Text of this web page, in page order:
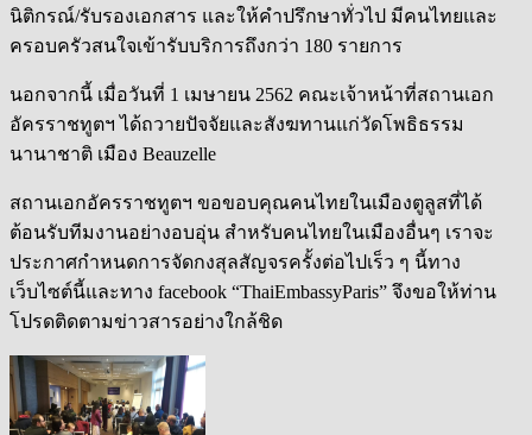
นิติกรณ์/รับรองเอกสาร และให้คำปรึกษาทั่วไป มีคนไทยและ
ครอบครัวสนใจเข้ารับบริการถึงกว่า 180 รายการ
นอกจากนี้ เมื่อวันที่ 1 เมษายน 2562 คณะเจ้าหน้าที่สถานเอก
อัครราชทูตฯ ได้ถวายปัจจัยและสังฆทานแก่วัดโพธิธรรม
นานาชาติ เมือง Beauzelle
สถานเอกอัครราชทูตฯ ขอขอบคุณคนไทยในเมืองตูลูสที่ได้
ต้อนรับทีมงานอย่างอบอุ่น สำหรับคนไทยในเมืองอื่นๆ เราจะ
ประกาศกำหนดการจัดกงสุลสัญจรครั้งต่อไปเร็ว ๆ นี้ทาง
เว็บไซต์นี้และทาง facebook “ThaiEmbassyParis” จึงขอให้ท่าน
โปรดติดตามข่าวสารอย่างใกล้ชิด